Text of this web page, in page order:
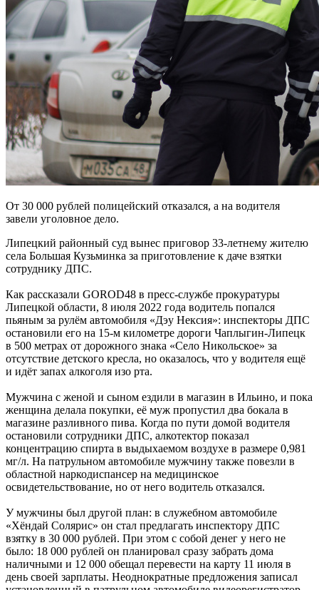
От 30 000 рублей полицейский отказался, а на водителя
завели уголовное дело.
Липецкий районный суд вынес приговор 33-летнему жителю
села Большая Кузьминка за приготовление к даче взятки
сотруднику ДПС.
Как рассказали GOROD48 в пресс-службе прокуратуры
Липецкой области, 8 июля 2022 года водитель попался
пьяным за рулём автомобиля «Дэу Нексия»: инспекторы ДПС
остановили его на 15-м километре дороги Чаплыгин-Липецк
в 500 метрах от дорожного знака «Село Никольское» за
отсутствие детского кресла, но оказалось, что у водителя ещё
и идёт запах алкоголя изо рта.
Мужчина с женой и сыном ездили в магазин в Ильино, и пока
женщина делала покупки, её муж пропустил два бокала в
магазине разливного пива. Когда по пути домой водителя
остановили сотрудники ДПС, алкотектор показал
концентрацию спирта в выдыхаемом воздухе в размере 0,981
мг/л. На патрульном автомобиле мужчину также повезли в
областной наркодиспансер на медицинское
освидетельствование, но от него водитель отказался.
У мужчины был другой план: в служебном автомобиле
«Хёндай Солярис» он стал предлагать инспектору ДПС
взятку в 30 000 рублей. При этом с собой денег у него не
было: 18 000 рублей он планировал сразу забрать дома
наличными и 12 000 обещал перевести на карту 11 июля в
день своей зарплаты. Неоднократные предложения записал